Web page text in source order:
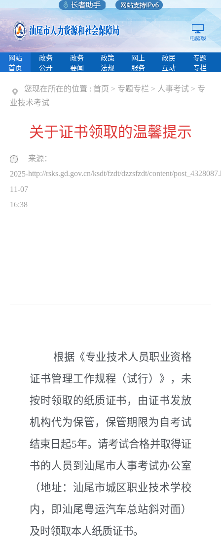
网站
首页
政务
公开
政务
要闻
政策
法规
网上
服务
政民
互动
专题
专栏
您现在所在的位置 : 首页 > 专题专栏 > 人事考试 > 专
业技术考试
关于证书领取的温馨提示
2025-
11-07
16:38
来源：
http://rsks.gd.gov.cn/ksdt/fzdt/dzzsfzdt/content/
根据《专业技术人员职业资格
证书管理工作规程（试行）》，未
按时领取的纸质证书，由证书发放
机构代为保管，保管期限为自考试
结束日起5年。请考试合格并取得证
书的人员到汕尾市人事考试办公室
（地址：汕尾市城区职业技术学校
内，即汕尾粤运汽车总站斜对面）
及时领取本人纸质证书。